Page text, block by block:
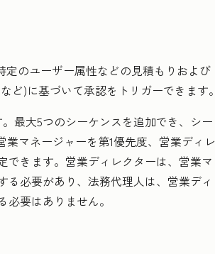
定のユーザー属性などの見積もりおよび
ど)に基づいて承認をトリガーできます。
最大5つのシーケンスを追加でき、シー
マネージャーを第1優先度、営業ディレ
できます。営業ディレクターは、営業マ
必要があり、法務代理人は、営業ディ
要はありません。